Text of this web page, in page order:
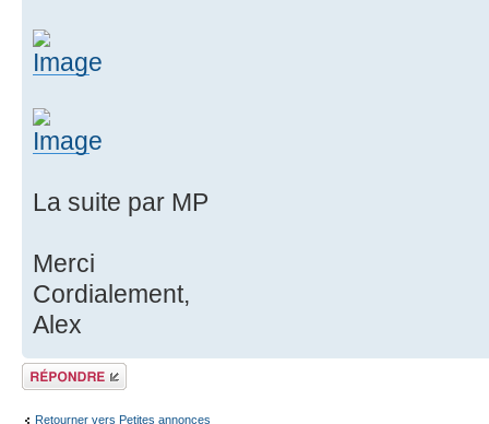
La suite par MP
Merci
Cordialement,
Alex
Répondre
Retourner vers Petites annonces